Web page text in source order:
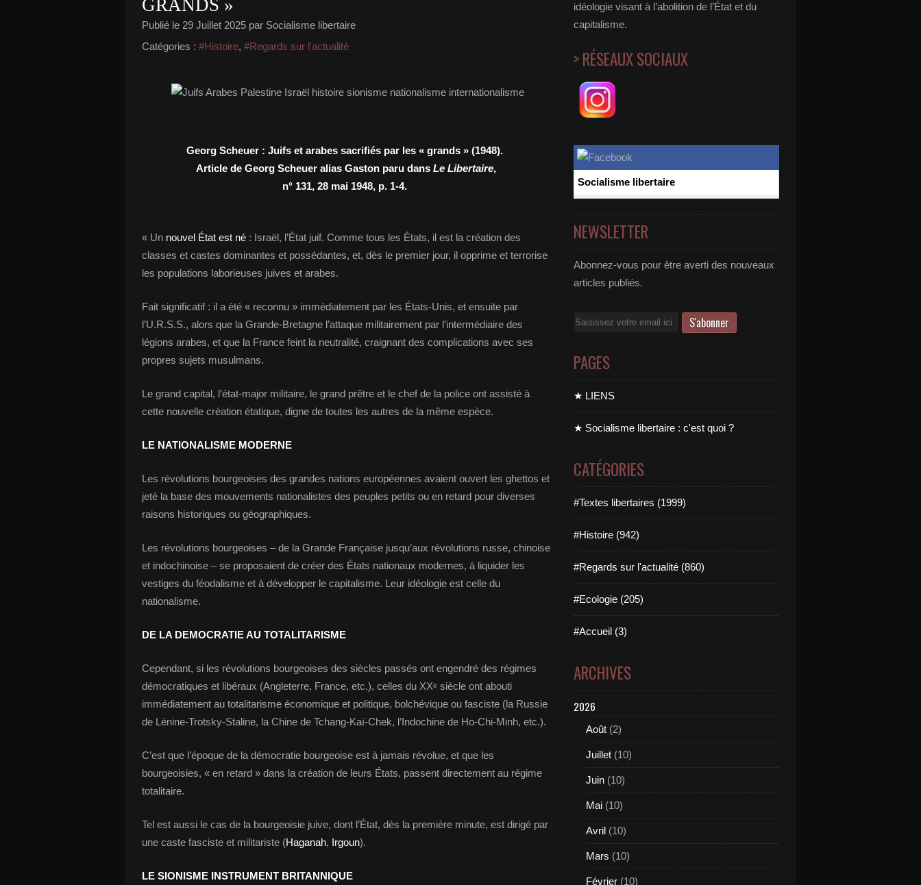
GRANDS »
Publié le 29 Juillet 2025 par Socialisme libertaire
Catégories : #Histoire, #Regards sur l'actualité
Georg Scheuer : Juifs et arabes sacrifiés par les « grands » (1948).
Article de Georg Scheuer alias Gaston paru dans Le Libertaire,
n° 131, 28 mai 1948, p. 1-4.
« Un nouvel État est né : Israël, l’État juif. Comme tous les États, il est la création des
classes et castes dominantes et possédantes, et, dès le premier jour, il opprime et terrorise
les populations laborieuses juives et arabes.
Fait significatif : il a été « reconnu » immédiatement par les États-Unis, et ensuite par
l’U.R.S.S., alors que la Grande-Bretagne l’attaque militairement par l’intermédiaire des
légions arabes, et que la France feint la neutralité, craignant des complications avec ses
propres sujets musulmans.
Le grand capital, l’état-major militaire, le grand prêtre et le chef de la police ont assisté à
cette nouvelle création étatique, digne de toutes les autres de la même espèce.
LE NATIONALISME MODERNE
Les révolutions bourgeoises des grandes nations européennes avaient ouvert les ghettos et
jeté la base des mouvements nationalistes des peuples petits ou en retard pour diverses
raisons historiques ou géographiques.
Les révolutions bourgeoises – de la Grande Française jusqu’aux révolutions russe, chinoise
et indochinoise – se proposaient de créer des États nationaux modernes, à liquider les
vestiges du féodalisme et à développer le capitalisme. Leur idéologie est celle du
nationalisme.
DE LA DEMOCRATIE AU TOTALITARISME
Cependant, si les révolutions bourgeoises des siècles passés ont engendré des régimes
démocratiques et libéraux (Angleterre, France, etc.), celles du XXᵉ siècle ont abouti
immédiatement au totalitarisme économique et politique, bolchévique ou fasciste (la Russie
de Lénine-Trotsky-Staline, la Chine de Tchang-Kaï-Chek, l’Indochine de Ho-Chi-Minh, etc.).
C’est que l’époque de la démocratie bourgeoise est à jamais révolue, et que les
bourgeoisies, « en retard » dans la création de leurs États, passent directement au régime
totalitaire.
Tel est aussi le cas de la bourgeoisie juive, dont l’État, dès la première minute, est dirigé par
une caste fasciste et militariste (Haganah, Irgoun).
LE SIONISME INSTRUMENT BRITANNIQUE
idéologie visant à l’abolition de l’État et du
capitalisme.
> RÉSEAUX SOCIAUX
Socialisme libertaire
NEWSLETTER
Abonnez-vous pour être averti des nouveaux
articles publiés.
Email
PAGES
★ LIENS
★ Socialisme libertaire : c'est quoi ?
CATÉGORIES
#Textes libertaires (1999)
#Histoire (942)
#Regards sur l'actualité (860)
#Ecologie (205)
#Accueil (3)
ARCHIVES
2026
Août (2)
Juillet (10)
Juin (10)
Mai (10)
Avril (10)
Mars (10)
Février (10)